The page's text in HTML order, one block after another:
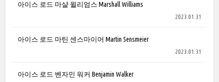
아이스 로드 마샬 윌리엄스 Marshall Williams
2023.01.31
아이스 로드 마틴 센스마이어 Martin Sensmeier
2023.01.31
아이스 로드 벤자민 워커 Benjamin Walker